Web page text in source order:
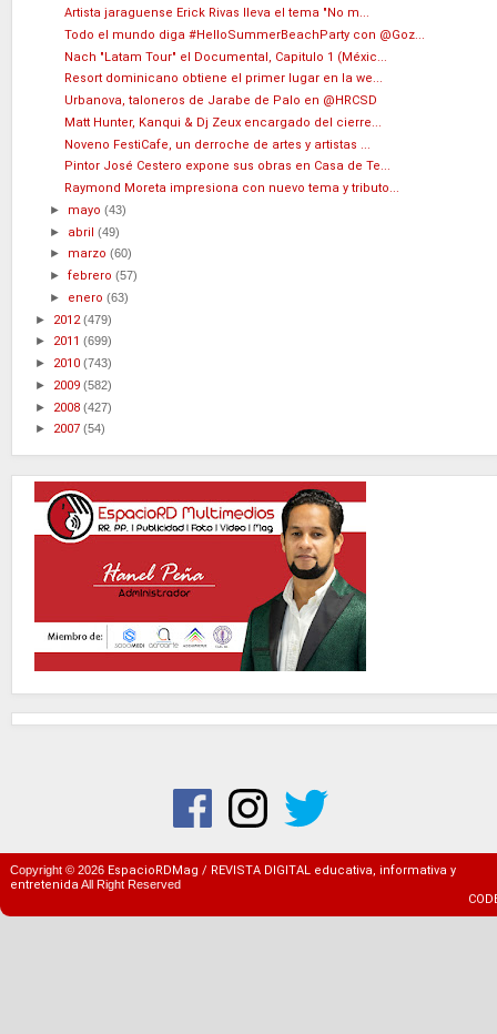
Artista jaraguense Erick Rivas lleva el tema "No m...
Todo el mundo diga #HelloSummerBeachParty con @Goz...
Nach "Latam Tour" el Documental, Capitulo 1 (Méxic...
Resort dominicano obtiene el primer lugar en la we...
Urbanova, taloneros de Jarabe de Palo en @HRCSD
Matt Hunter, Kanqui & Dj Zeux encargado del cierre...
Noveno FestiCafe, un derroche de artes y artistas ...
Pintor José Cestero expone sus obras en Casa de Te...
Raymond Moreta impresiona con nuevo tema y tributo...
► mayo(43)
► abril(49)
► marzo(60)
►febrero(57)
► enero(63)
► 2012(479)
► 2011 (699)
► 2010 (743)
► 2009 (582)
► 2008 (427)
► 2007 (54)
Copyright © 2026 EspacioRDMag / REVISTA DIGITAL educativa, informativa y
entretenidaAll Right Reserved